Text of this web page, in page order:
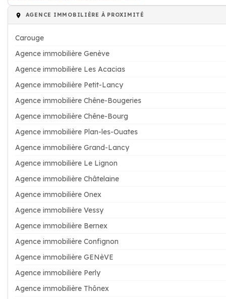
AGENCE IMMOBILIÈRE À PROXIMITÉ
Carouge
Agence immobilière Genève
Agence immobilière Les Acacias
Agence immobilière Petit-Lancy
Agence immobilière Chêne-Bougeries
Agence immobilière Chêne-Bourg
Agence immobilière Plan-les-Ouates
Agence immobilière Grand-Lancy
Agence immobilière Le Lignon
Agence immobilière Châtelaine
Agence immobilière Onex
Agence immobilière Vessy
Agence immobilière Bernex
Agence immobilière Confignon
Agence immobilière GENèVE
Agence immobilière Perly
Agence immobilière Thônex